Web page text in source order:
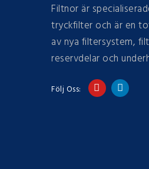
Filtnor är
tryckfilter och är en
av nya filtersystem,
reservdelar och
Följ Oss: